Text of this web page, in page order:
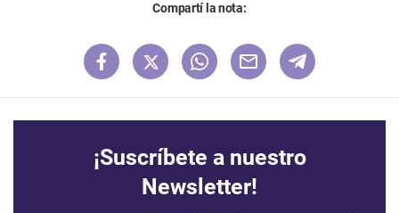
Compartí la nota:
¡Suscríbete a nuestro
Newsletter!